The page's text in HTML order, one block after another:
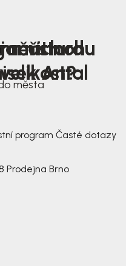
Antal
nohu
mustard
města
program Časté dotazy
Prodejna Brno